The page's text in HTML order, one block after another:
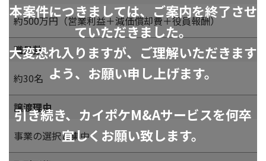
本案件につきましては、ご案内を終了させ
ていただきました。
大変恐れ入りますが、ご理解いただきます
よう、お願い申し上げます。
引き続き、カイポケM&Aサービスを何卒
宜しくお願い致します。
約500万円（営業利益＋減価償却費＋役員報酬）
職員数
約30名
譲渡理由
事業の選択と集中